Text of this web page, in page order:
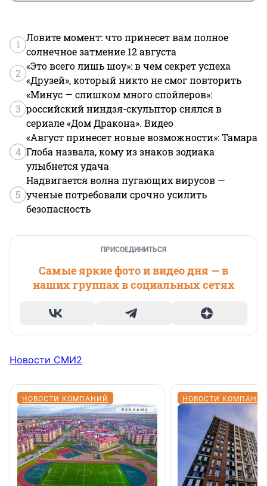
1
Ловите момент: что принесет вам полное
солнечное затмение 12 августа
2
«Это всего лишь шоу»: в чем секрет успеха
«Друзей», который никто не смог повторить
3
«Минус — слишком много спойлеров»:
российский ниндзя-скульптор снялся в
сериале «Дом Дракона». Видео
4
«Август принесет новые возможности»: Тамара
Глоба назвала, кому из знаков зодиака
улыбнется удача
5
Надвигается волна пугающих вирусов —
ученые потребовали срочно усилить
безопасность
ПРИСОЕДИНИТЬСЯ
Самые яркие фото и видео дня — в
наших группах в социальных сетях
Новости СМИ2
НОВОСТИ КОМПАНИЙ НОВОСТИ